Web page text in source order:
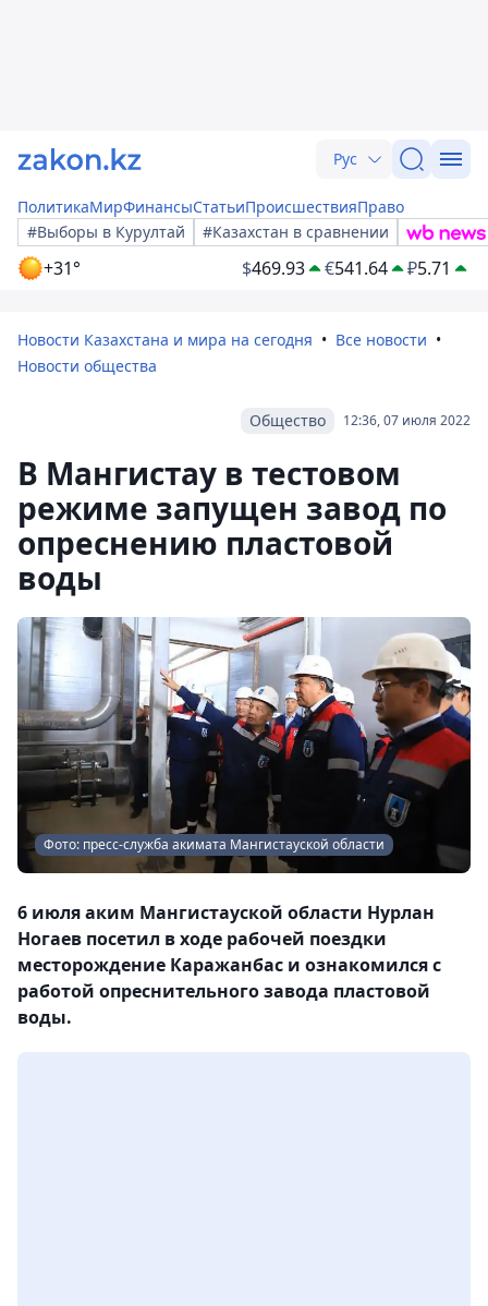
Рус
ПолитикаМирФинансыСтатьиПроисшествияПраво
#Выборы в Курултай
#Казахстан в сравнении
+31° $469.93 €541.64 ₽5.71
Новости Казахстана и мира на сегодня
Все новости
Новости общества
12:36, 07 июля 2022
Общество
В Мангистау в тестовом
режиме запущен завод по
опреснению пластовой
воды
Фото: пресс-служба акимата Мангистауской области
6 июля аким Мангистауской области Нурлан
Ногаев посетил в ходе рабочей поездки
месторождение Каражанбас и ознакомился с
работой опреснительного завода пластовой
воды.